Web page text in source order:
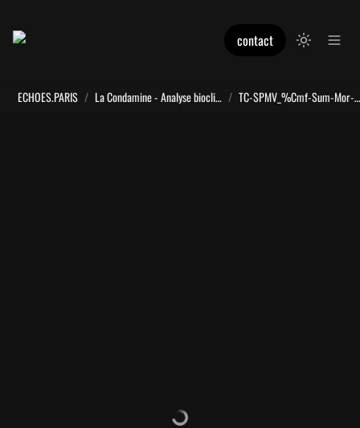
contact
ECHOES.PARIS / La Condamine - Analyse bioclimatique / TC-SPMV_%Cmf-Sum-Mor-Walk-Cas